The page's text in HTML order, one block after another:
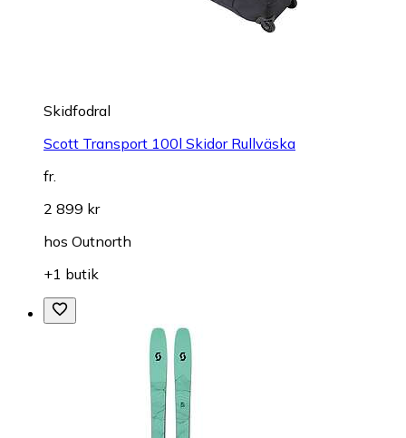
Skidfodral
Scott Transport 100l Skidor Rullväska
fr.
2 899 kr
hos Outnorth
+1 butik